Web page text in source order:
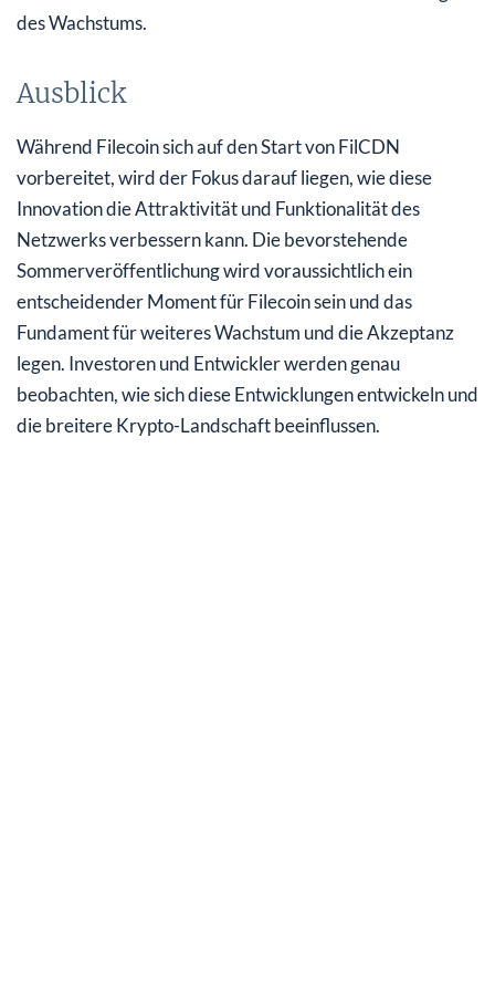
des Wachstums.
Ausblick
Während Filecoin sich auf den Start von FilCDN
vorbereitet, wird der Fokus darauf liegen, wie diese
Innovation die Attraktivität und Funktionalität des
Netzwerks verbessern kann. Die bevorstehende
Sommerveröffentlichung wird voraussichtlich ein
entscheidender Moment für Filecoin sein und das
Fundament für weiteres Wachstum und die Akzeptanz
legen. Investoren und Entwickler werden genau
beobachten, wie sich diese Entwicklungen entwickeln und
die breitere Krypto-Landschaft beeinflussen.